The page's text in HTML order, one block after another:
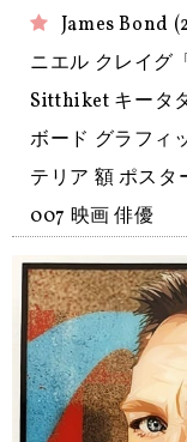
James Bond
ニエル クレイグ
Sitthiket キータ
ボード グラフィ
テリア 額 ポスタ
007 映画 俳優